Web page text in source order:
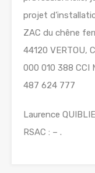
projet
ZAC du chêne
44120 VERTOU,
000 010 388 CCI
487 624 777
Laurence
RSAC : – .